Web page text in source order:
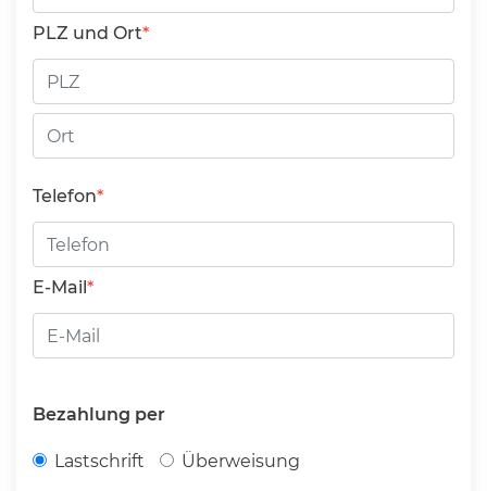
PLZ und Ort
PLZ
Ort
Telefon
E-Mail
Bezahlung per
Lastschrift Überweisung